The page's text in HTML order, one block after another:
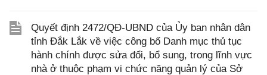
Quyết định 2472/QĐ-UBND của Ủy ban nhân dân
tỉnh Đắk Lắk về việc công bố Danh mục thủ tục
hành chính được sửa đổi, bổ sung, trong lĩnh vực
nhà ở thuộc phạm vi chức năng quản lý của Sở